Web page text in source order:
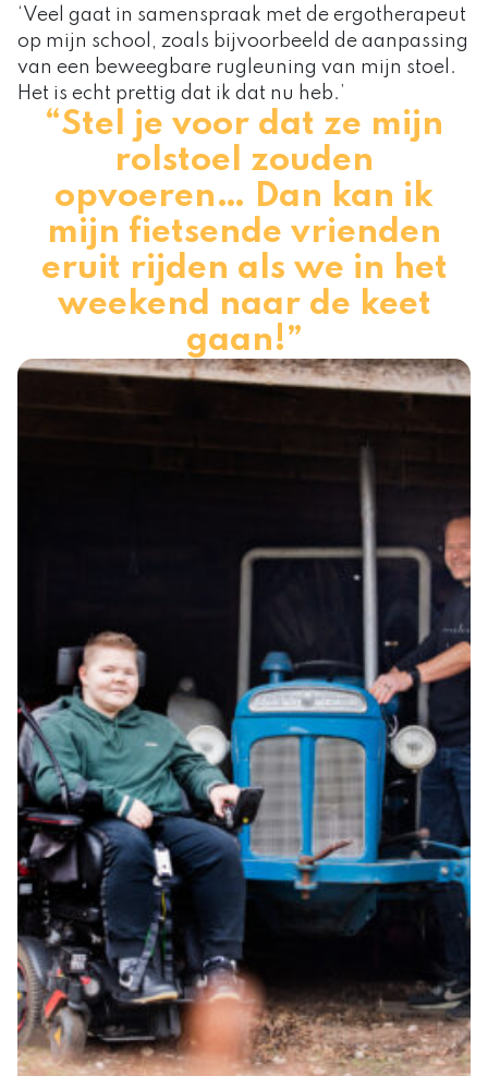
‘Veel gaat in samenspraak met de ergotherapeut
op mijn school, zoals bijvoorbeeld de aanpassing
van een beweegbare rugleuning van mijn stoel.
Het is echt prettig dat ik dat nu heb.’
“Stel je voor dat ze mijn
rolstoel zouden
opvoeren… Dan kan ik
mijn fietsende vrienden
eruit rijden als we in het
weekend naar de keet
gaan!”